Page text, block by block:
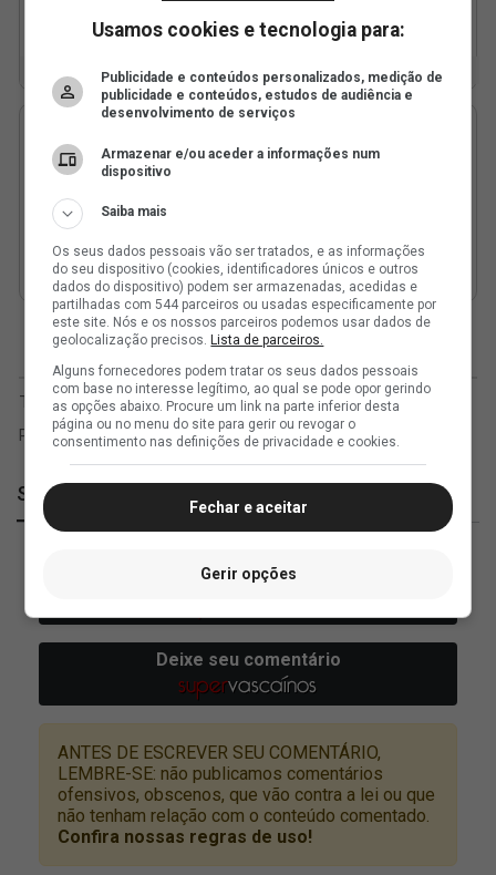
SuperVasco
Usamos cookies e tecnologia para:
Publicidade e conteúdos personalizados, medição de
publicidade e conteúdos, estudos de audiência e
desenvolvimento de serviços
Armazenar e/ou aceder a informações num
dispositivo
Saiba mais
Os seus dados pessoais vão ser tratados, e as informações
do seu dispositivo (cookies, identificadores únicos e outros
dados do dispositivo) podem ser armazenadas, acedidas e
partilhadas com 544 parceiros ou usadas especificamente por
este site. Nós e os nossos parceiros podemos usar dados de
geolocalização precisos.Lista de parceiros.
Alguns fornecedores podem tratar os seus dados pessoais
com base no interesse legítimo, ao qual se pode opor gerindo
as opções abaixo. Procure um link na parte inferior desta
página ou no menu do site para gerir ou revogar o
consentimento nas definições de privacidade e cookies.
Fechar e aceitar
Gerir opções